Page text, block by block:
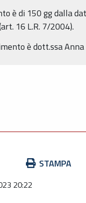
è di 150 gg dalla
16 L.R. 7/2004).
è dott.ssa
STAMPA
20:22